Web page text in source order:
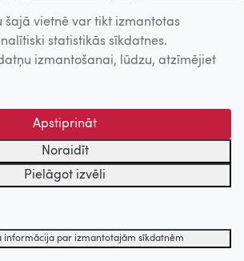
šajā vietnē var tikt izmantotas
statistikās sīkdatnes.
izmantošanai, lūdzu, atzīmējiet
Apstiprināt
Noraidīt
Pielāgot izvēli
informācija par izmantotajām sīkdatnēm